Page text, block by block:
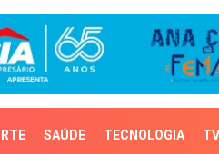
SAÚDE TECNOLOGIA TV